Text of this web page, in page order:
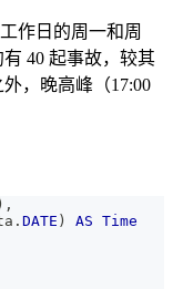
作日的周一和周
40 起事故，较其
，晚高峰（17:00
) ,
. DATE ) AS Time